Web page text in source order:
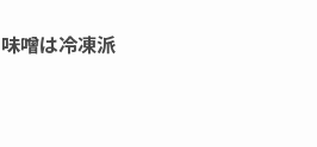
味噌は冷凍派